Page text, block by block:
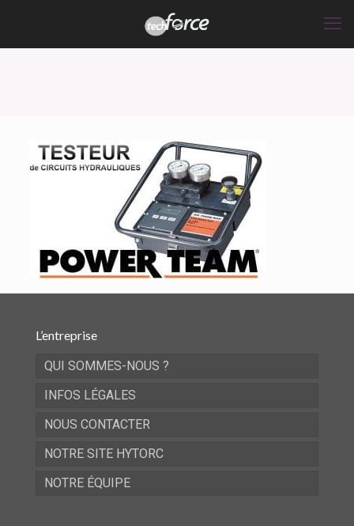
L’entreprise
QUI SOMMES-NOUS ?
INFOS LÉGALES
NOUS CONTACTER
NOTRE SITE HYTORC
NOTRE ÉQUIPE